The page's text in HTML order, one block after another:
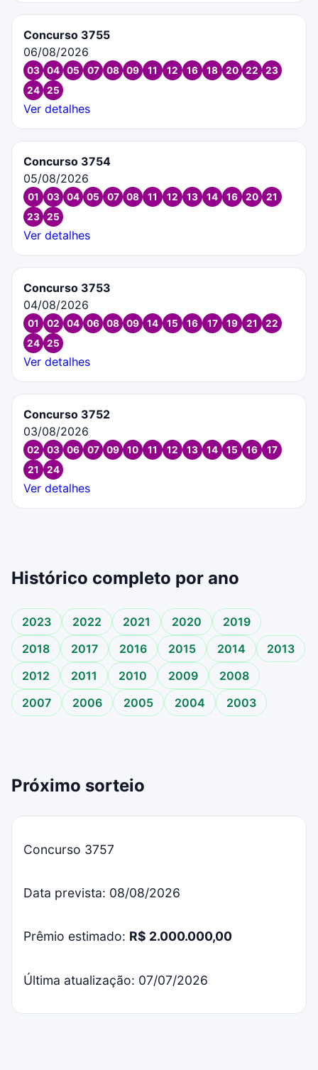
Concurso 3755
06/08/2026
03 04 05 07 08 09 11 12 16 18 20 22
23
24
25
Ver detalhes
Concurso 3754
05/08/2026
01 03 04 05 07 08 11 12 13 14 16 20
21
23
25
Ver detalhes
Concurso 3753
04/08/2026
01 02 04 06 08 09 14 15 16 17 19 21
22
24
25
Ver detalhes
Concurso 3752
03/08/2026
02 03 06 07 09 10 11 12 13 14 15 16
17
21
24
Ver detalhes
Histórico completo por ano
2023 2022 2021 2020
2019
2018
2017 2016 2015 2014
2013
2012
2011 2010 2009
2008
2007
2006 2005 2004 2003
Próximo sorteio
Concurso 3757
Data prevista: 08/08/2026
Prêmio estimado: R$ 2.000.000,00
Última atualização: 07/07/2026